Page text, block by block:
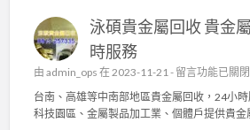
繕
,
庭
水
電
〉
收
園
貴
金
泳碩貴金屬回收 貴金
時服務
由 admin_ops 在 2023-11-21 - 在
〈
泳
碩
留言功能已關閉
台南、高雄等中南部地區貴金屬回收，24小
科技園區、金屬製品加工業、個體戶提供貴金